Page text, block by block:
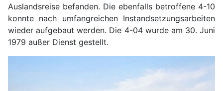
Auslandsreise befanden. Die ebenfalls betroffene 4-10
konnte nach umfangreichen Instandsetzungsarbeiten
wieder aufgebaut werden. Die 4-04 wurde am 30. Juni
1979 außer Dienst gestellt.